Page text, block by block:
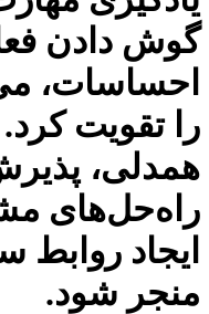
گوش دادن
احساسات،
را تقویت کرد.
همدلی،
راه‌حل‌های
ایجاد روابط
منجر شود.